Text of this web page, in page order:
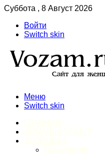
Суббота , 8 Август 2026
Войти
Switch skin
Меню
Switch skin